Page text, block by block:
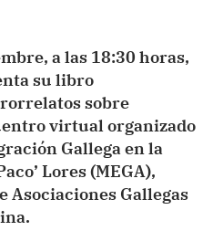
a las 18:30 horas,
su libro
sobre
virtual organizado
Gallega en la
Lores (MEGA),
Asociaciones Gallegas